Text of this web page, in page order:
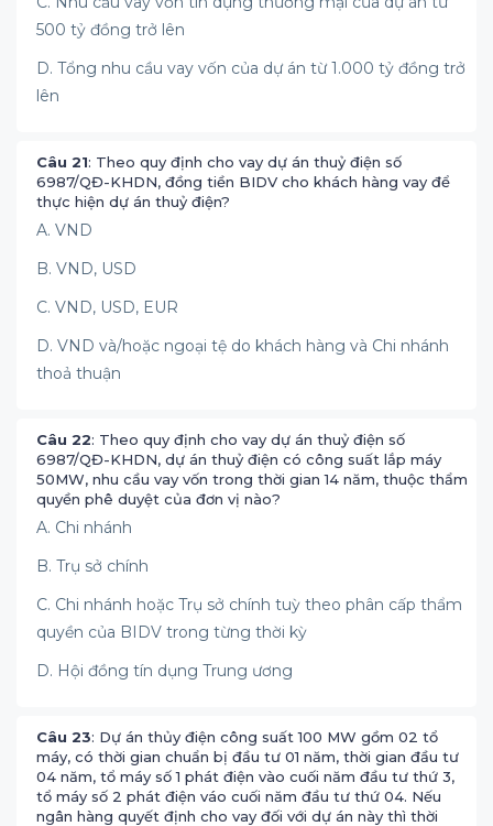
500 tỷ đồng trở lên
D. Tổng nhu cầu vay vốn của dự án từ 1.000 tỷ đồng trở
lên
Câu 21: Theo quy định cho vay dự án thuỷ điện số
6987/QĐ-KHDN, đồng tiền BIDV cho khách hàng vay để
thực hiện dự án thuỷ điện?
A. VND
B. VND, USD
C. VND, USD, EUR
D. VND và/hoặc ngoại tệ do khách hàng và Chi nhánh
thoả thuận
Câu 22: Theo quy định cho vay dự án thuỷ điện số
6987/QĐ-KHDN, dự án thuỷ điện có công suất lắp máy
50MW, nhu cầu vay vốn trong thời gian 14 năm, thuộc thẩm
quyền phê duyệt của đơn vị nào?
A. Chi nhánh
B. Trụ sở chính
C. Chi nhánh hoặc Trụ sở chính tuỳ theo phân cấp thẩm
quyền của BIDV trong từng thời kỳ
D. Hội đồng tín dụng Trung ương
Câu 23: Dự án thủy điện công suất 100 MW gồm 02 tổ
máy, có thời gian chuẩn bị đầu tư 01 năm, thời gian đầu tư
04 năm, tổ máy số 1 phát điện vào cuối năm đầu tư thứ 3,
tổ máy số 2 phát điện váo cuối năm đầu tư thứ 04. Nếu
ngân hàng quyết định cho vay đối với dự án này thì thời